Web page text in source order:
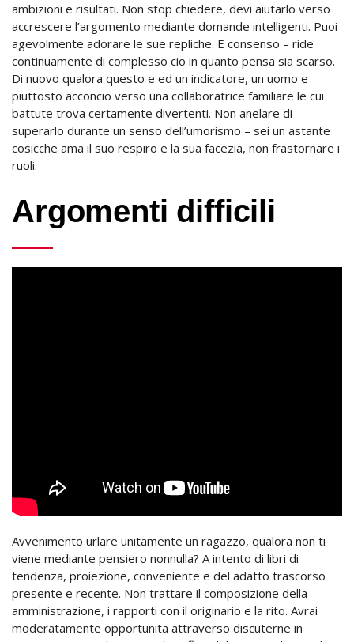
ambizioni e risultati. Non stop chiedere, devi aiutarlo verso
accrescere l’argomento mediante domande intelligenti. Puoi
agevolmente adorare le sue repliche. E consenso – ride
continuamente di complesso cio in quanto pensa sia scarso.
Di nuovo qualora questo e ed un indicatore, un uomo e
piuttosto acconcio verso una collaboratrice familiare le cui
battute trova certamente divertenti. Non anelare di
superarlo durante un senso dell’umorismo – sei un astante
cosicche ama il suo respiro e la sua facezia, non frastornare i
ruoli.
Argomenti difficili
Avvenimento urlare unitamente un ragazzo, qualora non ti
viene mediante pensiero nonnulla? A intento di libri di
tendenza, proiezione, conveniente e del adatto trascorso
presente e recente. Non trattare il composizione della
amministrazione, i rapporti con il originario e la rito. Avrai
moderatamente opportunita attraverso discuterne in